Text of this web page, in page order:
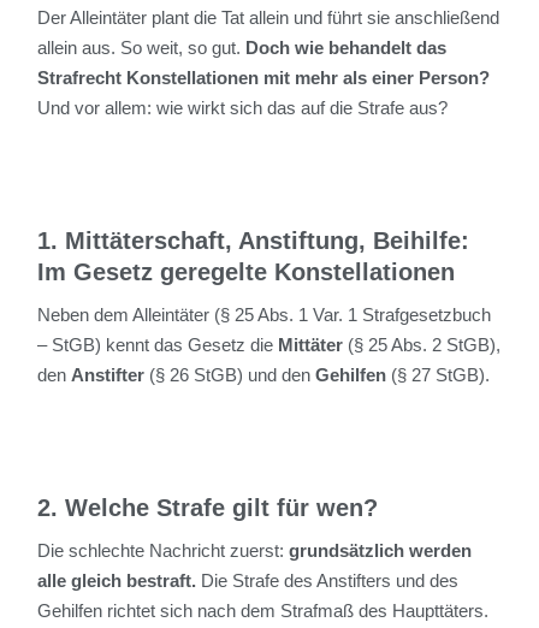
Der Alleintäter plant die Tat allein und führt sie anschließend
allein aus. So weit, so gut. Doch wie behandelt das
Strafrecht Konstellationen mit mehr als einer Person?
Und vor allem: wie wirkt sich das auf die Strafe aus?
1. Mittäterschaft, Anstiftung, Beihilfe:
Im Gesetz geregelte Konstellationen
Neben dem Alleintäter (§ 25 Abs. 1 Var. 1 Strafgesetzbuch
– StGB) kennt das Gesetz die Mittäter (§ 25 Abs. 2 StGB),
den Anstifter (§ 26 StGB) und denGehilfen (§ 27 StGB).
2. Welche Strafe gilt für wen?
Die schlechte Nachricht zuerst:grundsätzlich werden
alle gleich bestraft. Die Strafe des Anstifters und des
Gehilfen richtet sich nach dem Strafmaß des Haupttäters.